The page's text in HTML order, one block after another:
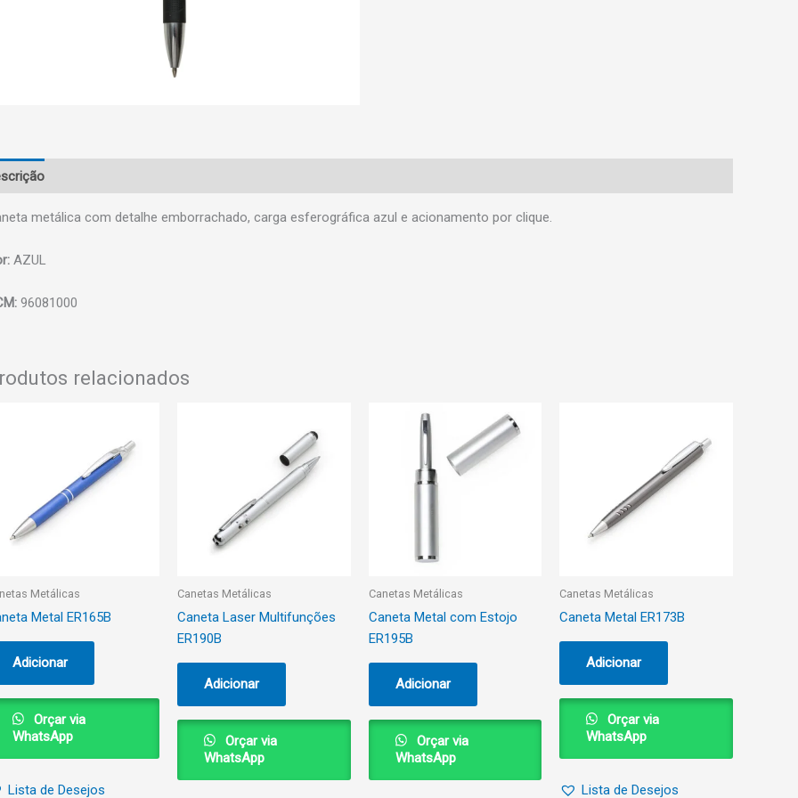
metálica com detalhe emborrachado, carga esferográfica azul e acionamento por clique.
AZUL
96081000
relacionados
Metálicas
Metal ER165B
Adicionar
Orçar via
WhatsApp
Lista de Desejos
Canetas Metálicas
Caneta Laser Multifunções
ER190B
Adicionar
Orçar via
WhatsApp
Canetas Metálicas
Caneta Metal com Estojo
ER195B
Adicionar
Orçar via
WhatsApp
Canetas Metálicas
Caneta Metal ER173B
Adicionar
Orçar via
WhatsApp
Lista de Desejos